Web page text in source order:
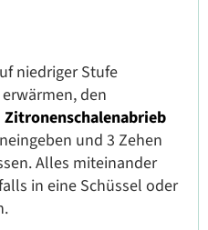
niedriger Stufe
den
Zitronenschalenabrieb
und 3 Zehen
Alles miteinander
in eine Schüssel oder